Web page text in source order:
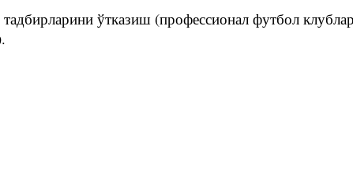
тадбирларини ўтказиш (профессионал футбол